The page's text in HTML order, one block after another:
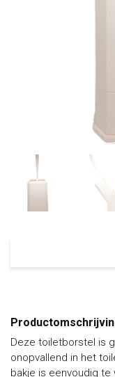
Deze toiletborstel is
onopvallend in het
bakje is eenvoudig te